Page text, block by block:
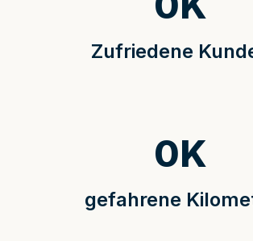
Zufriedene
gefahrene
0K